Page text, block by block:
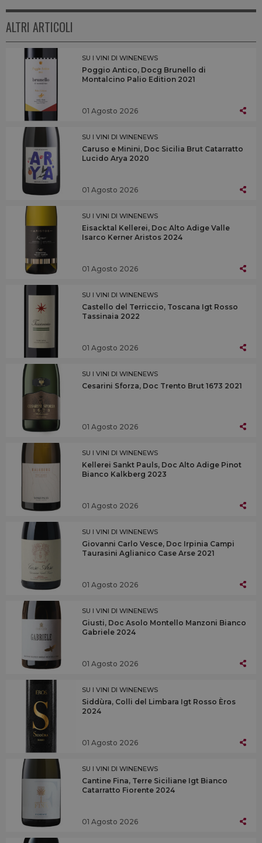
ALTRI ARTICOLI
SU I VINI DI WINENEWS
Poggio Antico, Docg Brunello di
Montalcino Palio Edition 2021
01 Agosto 2026
SU I VINI DI WINENEWS
Caruso e Minini, Doc Sicilia Brut Catarratto
Lucido Arya 2020
01 Agosto 2026
SU I VINI DI WINENEWS
Eisacktal Kellerei, Doc Alto Adige Valle
Isarco Kerner Aristos 2024
01 Agosto 2026
SU I VINI DI WINENEWS
Castello del Terriccio, Toscana Igt Rosso
Tassinaia 2022
01 Agosto 2026
SU I VINI DI WINENEWS
Cesarini Sforza, Doc Trento Brut 1673 2021
01 Agosto 2026
SU I VINI DI WINENEWS
Kellerei Sankt Pauls, Doc Alto Adige Pinot
Bianco Kalkberg 2023
01 Agosto 2026
SU I VINI DI WINENEWS
Giovanni Carlo Vesce, Doc Irpinia Campi
Taurasini Aglianico Case Arse 2021
01 Agosto 2026
SU I VINI DI WINENEWS
Giusti, Doc Asolo Montello Manzoni Bianco
Gabriele 2024
01 Agosto 2026
SU I VINI DI WINENEWS
Siddùra, Colli del Limbara Igt Rosso Èros
2024
01 Agosto 2026
SU I VINI DI WINENEWS
Cantine Fina, Terre Siciliane Igt Bianco
Catarratto Fiorente 2024
01 Agosto 2026